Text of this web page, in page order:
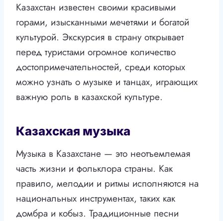
Казахстан известен своими красивыми
горами, изысканными мечетями и богатой
культурой. Экскурсия в страну открывает
перед туристами огромное количество
достопримечательностей, среди которых
можно узнать о музыке и танцах, играющих
важную роль в казахской культуре.
Казахская музыка
Музыка в Казахстане — это неотъемлемая
часть жизни и фольклора страны. Как
правило, мелодии и ритмы исполняются на
национальных инструментах, таких как
домбра и кобыз. Традиционные песни